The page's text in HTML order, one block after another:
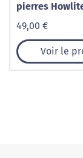
pierres
49,00 €
Voir le